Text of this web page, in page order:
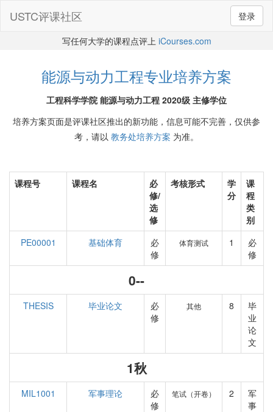
登录
USTC评课社区
写任何大学的课程点评上 iCourses.com
能源与动力工程专业培养方案
工程科学学院 能源与动力工程 2020级 主修学位
培养方案页面是评课社区推出的新功能，信息可能不完善，仅供参
考，请以 教务处培养方案 为准。
课程号 课程名
必
修/
选
修
考核形式
学
分
课
程
类
别
PE00001
基础体育
必
修
体育测试 1
必
修
0--
THESIS 毕业论文
必
修
其他 8
毕
业
论
文
1秋
MIL1001 军事理论
必
修
笔试（开卷） 2
军
事